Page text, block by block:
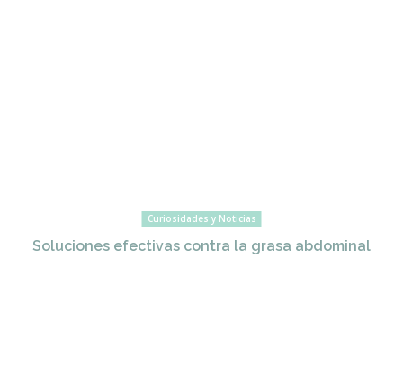
Curiosidades y Noticias
Soluciones efectivas contra la grasa abdominal